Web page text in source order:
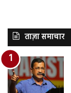
ताज़ा समाचार